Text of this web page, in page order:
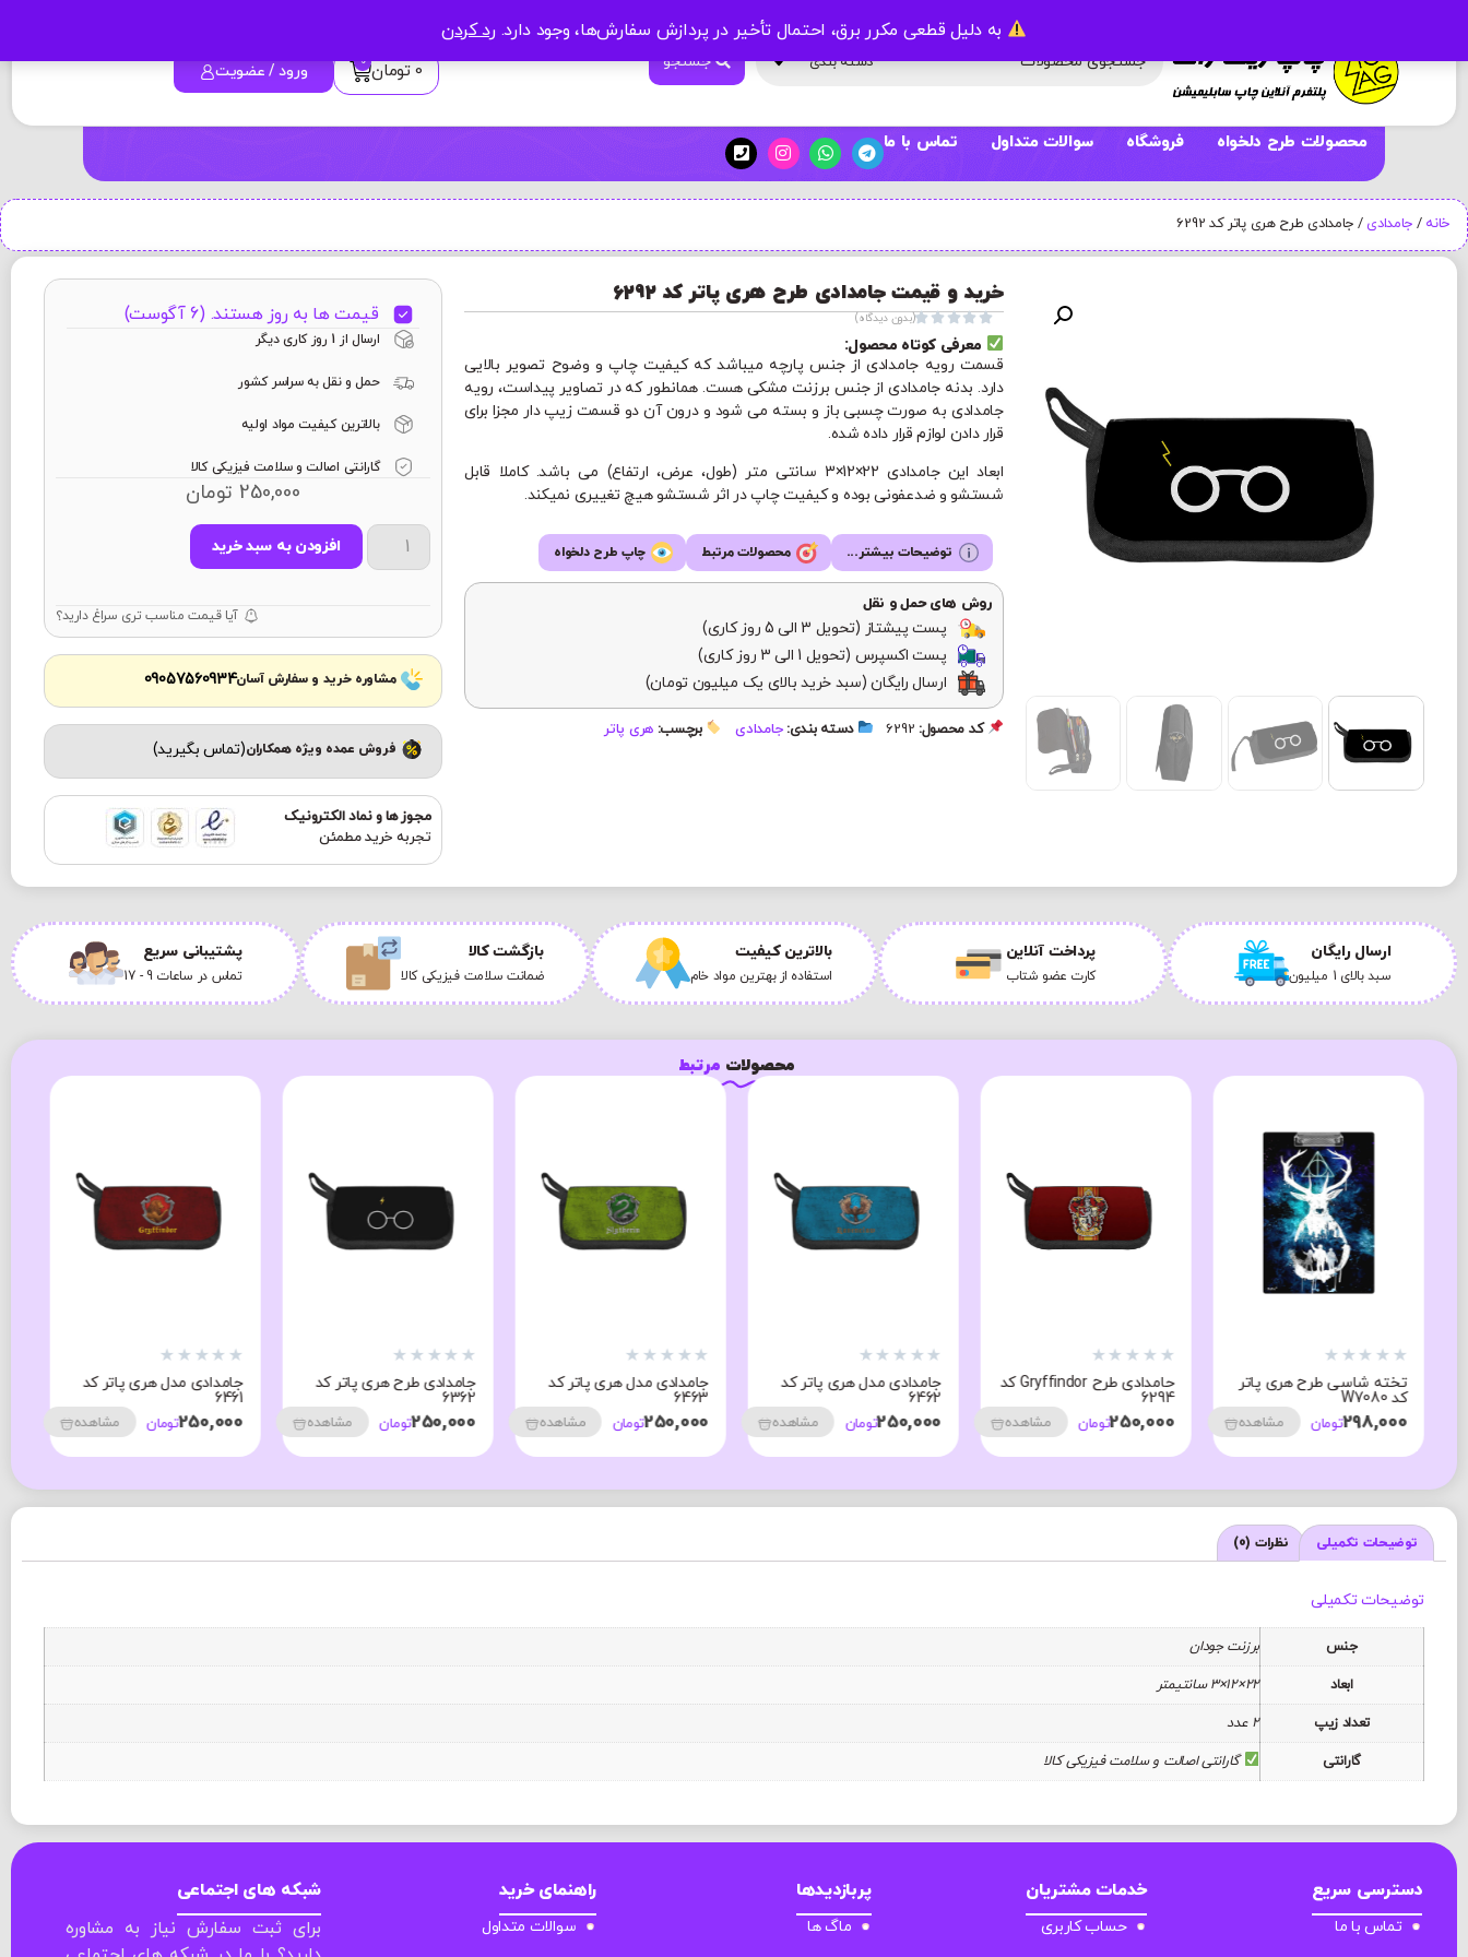
به دلیل قطعی مکرر برق، احتمال تأخیر در پردازش سفارش‌ها، وجود دارد. رد کردن
دسته بندی جستجو 0 تومان 0 ورود / عضویت
محصولات طرح دلخواه فروشگاه سوالات متداول تماس با ما
خانه / جامدادی / جامدادی طرح هری پاتر کد 6292
خرید و قیمت جامدادی طرح هری پاتر کد 6292




(بدون دیدگاه)
معرفی کوتاه محصول:
قسمت رویه جامدادی از جنس پارچه میباشد که کیفیت چاپ و وضوح تصویر بالایی
دارد. بدنه جامدادی از جنس برزنت مشکی هست. همانطور که در تصاویر پیداست، رویه
جامدادی به صورت چسبی باز و بسته می شود و درون آن دو قسمت زیپ دار مجزا برای
قرار دادن لوازم قرار داده شده.
ابعاد این جامدادی 22×12×3 سانتی متر (طول، عرض، ارتفاع) می باشد. کاملا قابل
شستشو و ضدعفونی بوده و کیفیت چاپ در اثر شستشو هیچ تغییری نمیکند.
توضیحات بیشتر... محصولات مرتبط چاپ طرح دلخواه
روش های حمل و نقل
پست پیشتاز (تحویل 3 الی 5 روز کاری)
پست اکسپرس (تحویل 1 الی 3 روز کاری)
ارسال رایگان (سبد خرید بالای یک میلیون تومان)
کد محصول: 6292 دسته بندی: جامدادی برچسب: هری پاتر
قیمت ها به روز هستند. (6 آگوست)
ارسال از 1 روز کاری دیگر
حمل و نقل به سراسر کشور
بالاترین کیفیت مواد اولیه
گارانتی اصالت و سلامت فیزیکی کالا
250,000 تومان
افزودن به سبد خرید
آیا قیمت مناسب تری سراغ دارید؟
مشاوره خرید و سفارش آسان09057560934
فروش عمده ویژه همکاران(تماس بگیرید)
مجوز ها و نماد الکترونیک
تجربه خرید مطمئن
ارسال رایگان
سبد بالای 1 میلیون
پرداخت آنلاین
کارت عضو شتاب
بالاترین کیفیت
استفاده از بهترین مواد خام
بازگشت کالا
ضمانت سلامت فیزیکی کالا
پشتیبانی سریع
تماس در ساعات 9 - 17
محصولات مرتبط
★
★
★
★
★
تخته شاسی طرح هری پاتر
کد W7080
298,000تومان مشاهده
★
★
★
★
★
حامدادی طرح Gryffindor کد
6294
250,000تومان مشاهده
★
★
★
★
★
جامدادی مدل هری پاتر کد
6462
250,000تومان مشاهده
★
★
★
★
★
جامدادی مدل هری پاتر کد
6463
250,000تومان مشاهده
★
★
★
★
★
جامدادی طرح هری پاتر کد
6362
250,000تومان مشاهده
★
★
★
★
★
جامدادی مدل هری پاتر کد
6461
250,000تومان مشاهده
توضیحات تکمیلی نظرات (0)
توضیحات تکمیلی
جنس
برزنت جودان
ابعاد
22×12×3 سانتیمتر
تعداد زیپ
2 عدد
گارانتی
گارانتی اصالت و سلامت فیزیکی کالا
دسترسی سریع
تماس با ما
خدمات مشتریان
حساب کاربری
پربازدیدها
ماگ ها
راهنمای خرید
سوالات متداول
شبکه های اجتماعی
برای ثبت سفارش نیاز به مشاوره